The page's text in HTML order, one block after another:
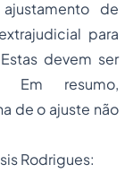
de
para
devem ser
Em resumo,
de o ajuste não
Rodrigues: